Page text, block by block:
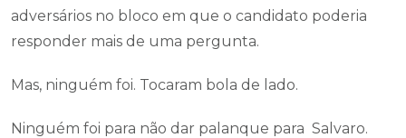
adversários no bloco em que o candidato poderia
responder mais de uma pergunta.
Mas, ninguém foi. Tocaram bola de lado.
Ninguém foi para não dar palanque para Salvaro.